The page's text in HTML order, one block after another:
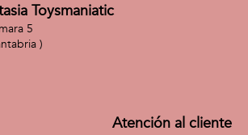
Toysmaniatic
5
)
Atención al cliente